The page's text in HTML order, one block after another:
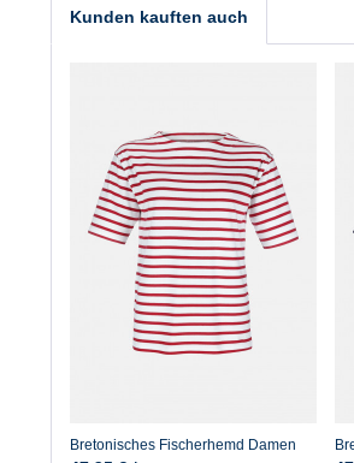
Kunden kauften auch
Bretonisches Fischerhemd Damen